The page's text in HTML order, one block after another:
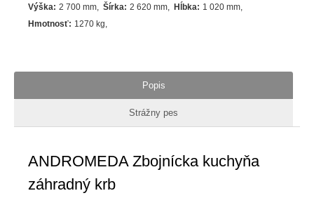
Výška: 2 700 mm Šírka: 2 620 mm Hĺbka: 1 020 mm
Hmotnosť: 1270 kg
Popis
Strážny pes
ANDROMEDA Zbojnícka kuchyňa
záhradný krb